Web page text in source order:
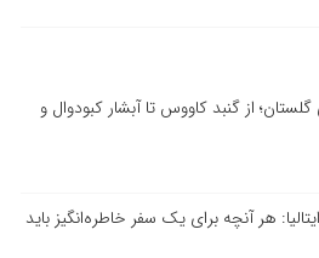
گلستان؛ از گنبد کاووس تا آبشار کبودوال و
هر آنچه برای یک سفر خاطره‌انگیز باید